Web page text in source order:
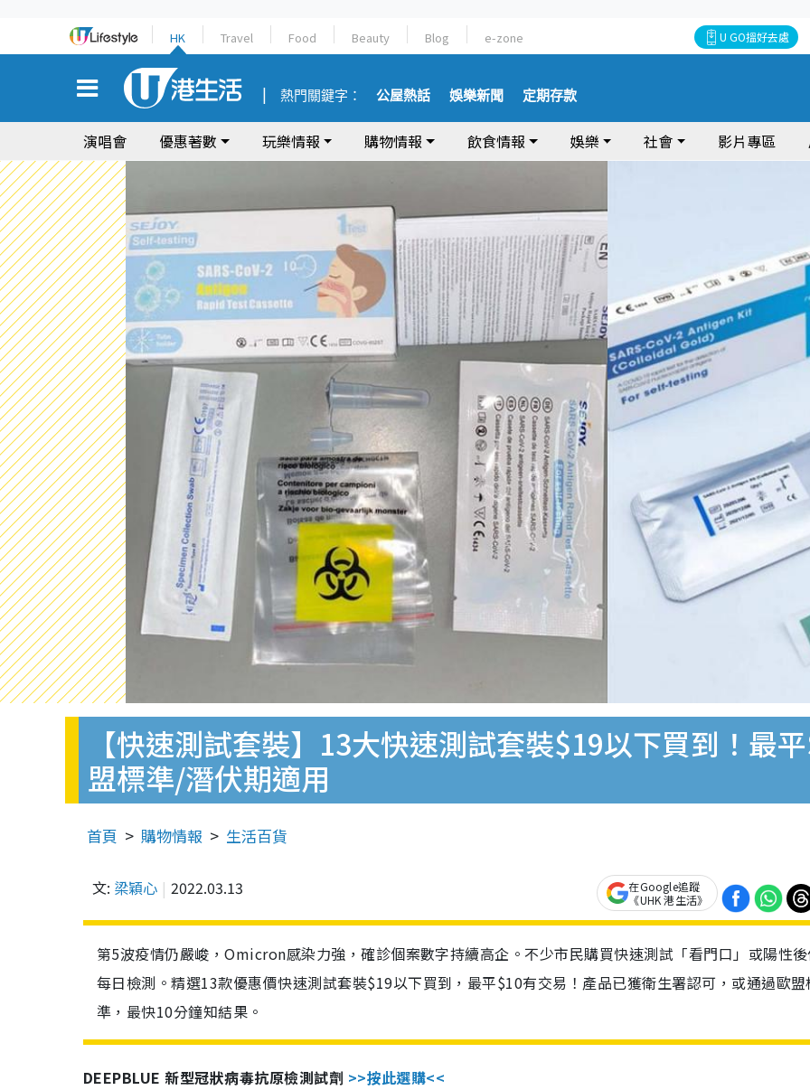
HK Travel Food Beauty Blog e-zone U GO搵好去處
熱門關鍵字： 公屋熱話 娛樂新聞 定期存款
演唱會 優惠著數 玩樂情報 購物情報 飲食情報 娛樂 社會 影片專區
【快速測試套裝】13大快速測試套裝$19以下買到！最
盟標準/潛伏期適用
首頁 購物情報 生活百貨
文: 梁穎心 2022.03.13
在Google追蹤
《UHK 港生活》
第5波疫情仍嚴峻，Omicron感染力強，確診個案數字持續高企。不少市民購買快速測試「看門口」或陽性
每日檢測。精選13款優惠價快速測試套裝$19以下買到，最平$10有交易！產品已獲衛生署認可，或通過歐盟
準，最快10分鐘知結果。
DEEPBLUE 新型冠狀病毒抗原檢測試劑 >>按此選購<<